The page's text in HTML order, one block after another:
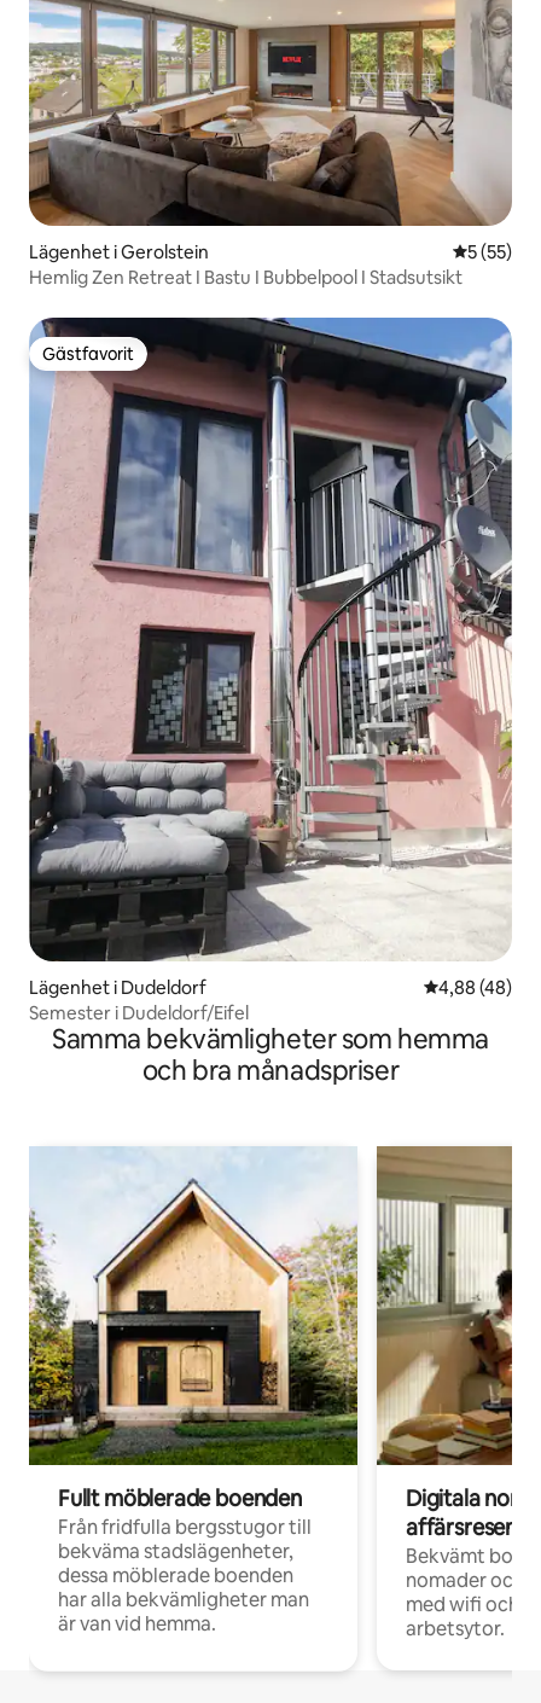
Lägenhet i Gerolstein 5 av 5 i
5 (55)
Hemlig Zen Retreat I Bastu I Bubbelpool I Stadsutsikt
Gästfavorit
Gästfavorit
Lägenhet i Dudeldorf 4,88 av 5 i
4,88 (48)
Semester i Dudeldorf/Eifel
Samma bekvämligheter som hemma
och bra månadspriser
Fullt möblerade boenden
Från fridfulla bergsstugor till
bekväma stadslägenheter,
dessa möblerade boenden
har alla bekvämligheter man
är van vid hemma.
Digitala
Bekvämt
nomader och
med wifi och
arbetsytor.